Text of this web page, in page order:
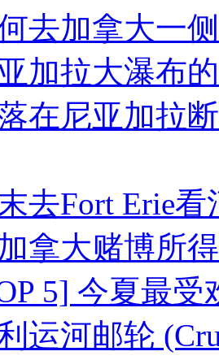
去加拿大一
加拉大瀑布
在尼亚加拉
去Fort Erie
拿大赌博所
5] 今夏最受
运河邮轮